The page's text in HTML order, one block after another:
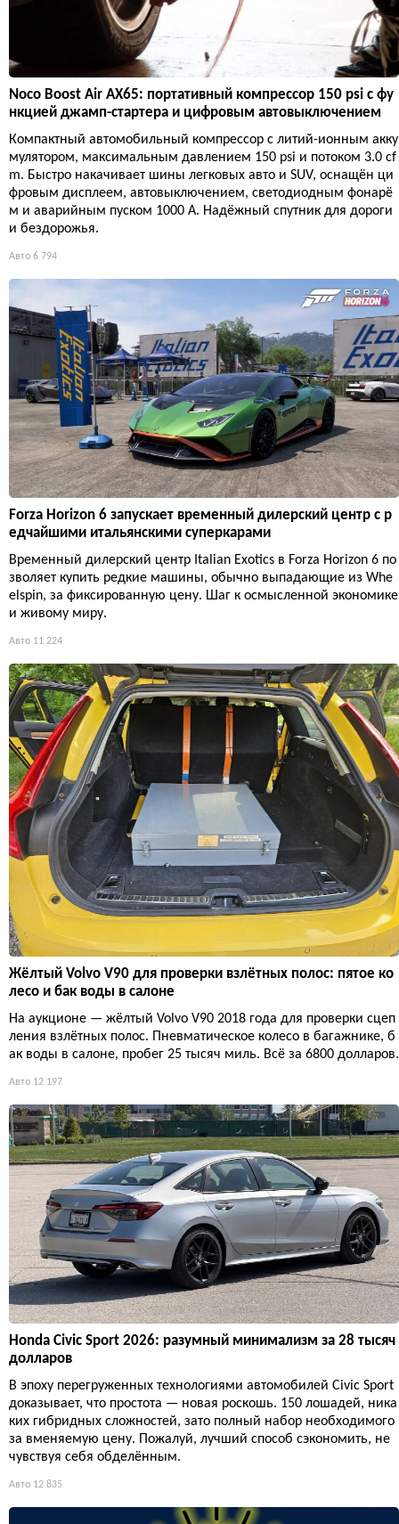
Noco Boost Air AX65: портативный компрессор 150 psi с фу
нкцией джамп-стартера и цифровым автовыключением
Компактный автомобильный компрессор с литий-ионным акку
мулятором, максимальным давлением 150 psi и потоком 3.0 cf
m. Быстро накачивает шины легковых авто и SUV, оснащён ци
фровым дисплеем, автовыключением, светодиодным фонарё
м и аварийным пуском 1000 А. Надёжный спутник для дороги
и бездорожья.
Авто 6 794
Forza Horizon 6 запускает временный дилерский центр с р
едчайшими итальянскими суперкарами
Временный дилерский центр Italian Exotics в Forza Horizon 6 по
зволяет купить редкие машины, обычно выпадающие из Whe
elspin, за фиксированную цену. Шаг к осмысленной экономике
и живому миру.
Авто 11 224
Жёлтый Volvo V90 для проверки взлётных полос: пятое ко
лесо и бак воды в салоне
На аукционе — жёлтый Volvo V90 2018 года для проверки сцеп
ления взлётных полос. Пневматическое колесо в багажнике, б
ак воды в салоне, пробег 25 тысяч миль. Всё за 6800 долларов.
Авто 12 197
Honda Civic Sport 2026: разумный минимализм за 28 тысяч
долларов
В эпоху перегруженных технологиями автомобилей Civic Sport
доказывает, что простота — новая роскошь. 150 лошадей, ника
ких гибридных сложностей, зато полный набор необходимого
за вменяемую цену. Пожалуй, лучший способ сэкономить, не
чувствуя себя обделённым.
Авто 12 835